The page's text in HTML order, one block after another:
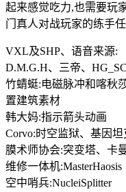
起来感觉吃力,也需要玩
门真人对战玩家的练手任
VXL及SHP、语音来源:
D.M.G.H、三帝、
竹蜻蜓:电磁脉冲和喀秋
置建筑素材
韩大妈:指示箭头动画
Corvo:时空监狱、基因坦
膜术师协会:突变塔、卡
维修一体机:MasterHaosis
空中哨兵:NucleiSplitter